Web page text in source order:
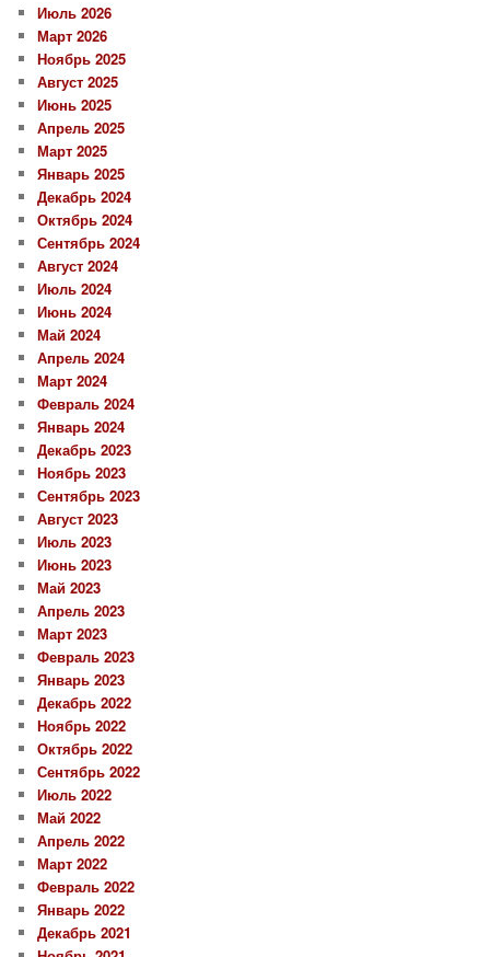
Июль 2026
Март 2026
Ноябрь 2025
Август 2025
Июнь 2025
Апрель 2025
Март 2025
Январь 2025
Декабрь 2024
Октябрь 2024
Сентябрь 2024
Август 2024
Июль 2024
Июнь 2024
Май 2024
Апрель 2024
Март 2024
Февраль 2024
Январь 2024
Декабрь 2023
Ноябрь 2023
Сентябрь 2023
Август 2023
Июль 2023
Июнь 2023
Май 2023
Апрель 2023
Март 2023
Февраль 2023
Январь 2023
Декабрь 2022
Ноябрь 2022
Октябрь 2022
Сентябрь 2022
Июль 2022
Май 2022
Апрель 2022
Март 2022
Февраль 2022
Январь 2022
Декабрь 2021